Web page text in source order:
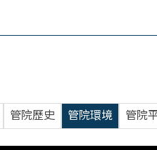
管院歷史 管院環境 管院